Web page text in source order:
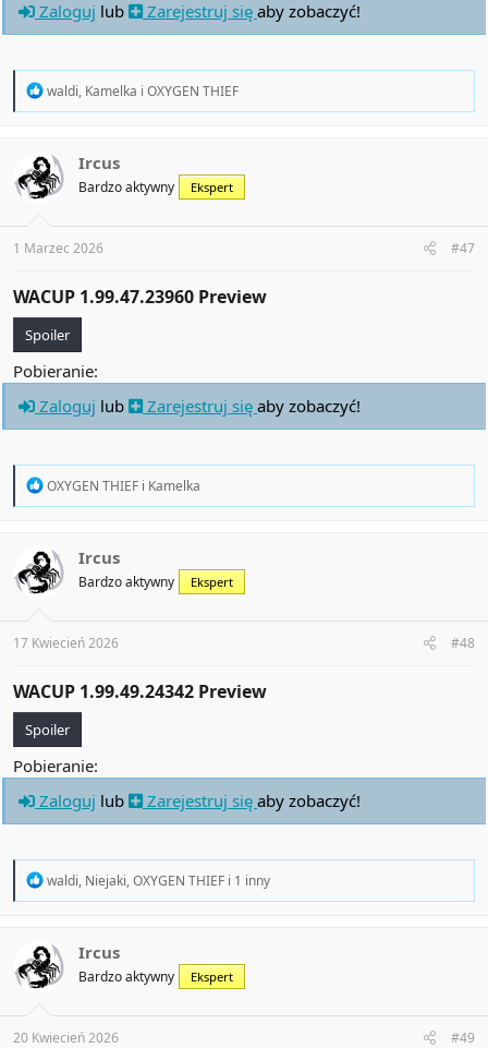
Zaloguj lub Zarejestruj się aby zobaczyć!
R
t
i
o
s
:
waldi, Kamelka i OXYGEN THIEF
Ircus
Bardzo aktywny Ekspert
1 Marzec 2026 #47
WACUP 1.99.47.23960 Preview​
Spoiler
Pobieranie:
Zaloguj lub Zarejestruj się aby zobaczyć!
R
t
i
o
s
:
OXYGEN THIEF i Kamelka
Ircus
Bardzo aktywny Ekspert
17 Kwiecień 2026 #48
WACUP 1.99.49.24342 Preview​
Spoiler
Pobieranie:
Zaloguj lub Zarejestruj się aby zobaczyć!
R
t
i
o
s
:
waldi, Niejaki,OXYGEN THIEF i 1 inny
Ircus
Bardzo aktywny Ekspert
20 Kwiecień 2026 #49